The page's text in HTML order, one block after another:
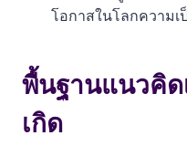
สายงานที่เหมาะกับคน
โปรดใช้วิจารณญาณ
ดูเรื่องแนะนำเพิ่มเติม
โอกาสในโลกความเ
พื้นฐานแนวคิด
เกิด